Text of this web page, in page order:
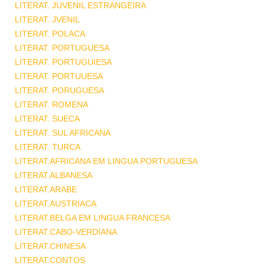
LITERAT. JUVENIL ESTRANGEIRA
LITERAT. JVENIL
LITERAT. POLACA
LITERAT. PORTUGUESA
LITERAT. PORTUGUIESA
LITERAT. PORTUUESA
LITERAT. PORUGUESA
LITERAT. ROMENA
LITERAT. SUECA
LITERAT. SUL AFRICANA
LITERAT. TURCA
LITERAT.AFRICANA EM LINGUA PORTUGUESA
LITERAT.ALBANESA
LITERAT.ARABE
LITERAT.AUSTRIACA
LITERAT.BELGA EM LINGUA FRANCESA
LITERAT.CABO-VERDIANA
LITERAT.CHINESA
LITERAT.CONTOS